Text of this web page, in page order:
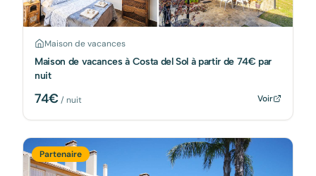
Maison de vacances
Maison de vacances à Costa del Sol à partir de 74€ par
nuit
74€/ nuit Voir
Partenaire